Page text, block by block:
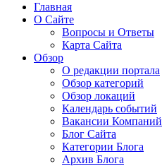
Главная
О Сайте
Вопросы и Ответы
Карта Сайта
Обзор
О редакции портала
Обзор категорий
Обзор локаций
Календарь событий
Вакансии Компаний
Блог Сайта
Категории Блога
Архив Блога